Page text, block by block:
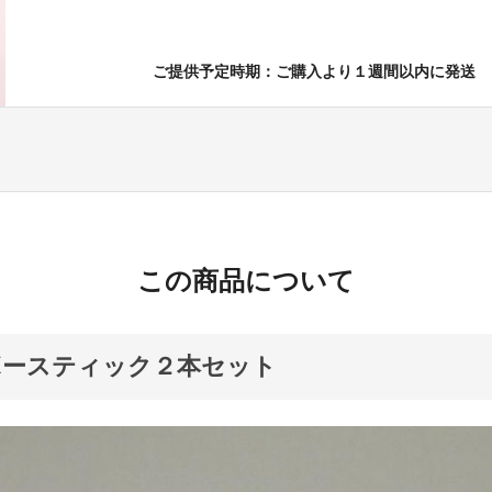
ご提供予定時期：ご購入より１週間以内に発送
この商品について
スティック２本セット